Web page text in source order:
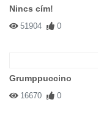
Nincs cím!
51904 0
Grumppuccino
16670 0